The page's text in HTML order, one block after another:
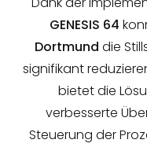
GENESIS 64
Dortmund die
signifikant
bietet die
verbesserte
Steuerung der